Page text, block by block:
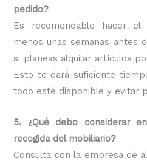
pedido?
Es recomendable hacer
menos unas semanas antes
si planeas alquilar artículos
Esto te dará suficiente
todo esté disponible y evitar
5. ¿Qué debo considerar
recogida del mobiliario?
Consulta con la empresa de